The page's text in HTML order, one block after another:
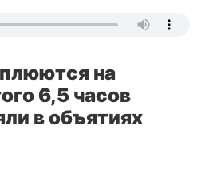
на
6,5 часов
в объятиях